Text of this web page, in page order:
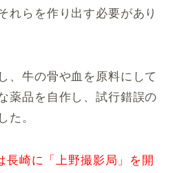
れらを作り出す必要があり
、牛の骨や血を原料にして
薬品を自作し、試行錯誤の
た。
長崎に「上野撮影局」を開